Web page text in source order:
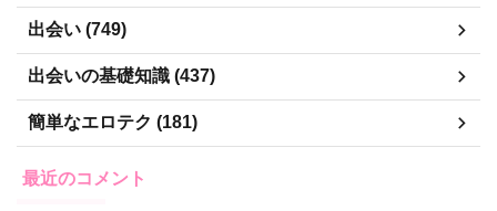
出会い (749)
出会いの基礎知識 (437)
簡単なエロテク (181)
最近のコメント